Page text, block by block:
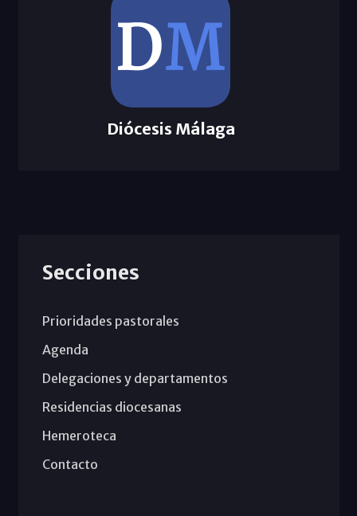
Diócesis Málaga
Secciones
Prioridades pastorales
Agenda
Delegaciones y departamentos
Residencias diocesanas
Hemeroteca
Contacto